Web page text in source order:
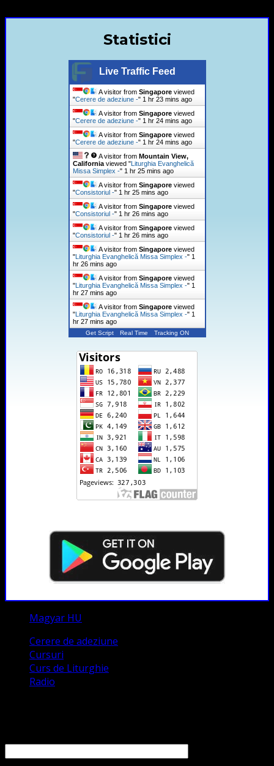
Statistici
Live Traffic Feed
A visitor from Singaporeviewed
"Cerere de adeziune -" 1 hr 23 mins ago
A visitor from Singaporeviewed
"Cerere de adeziune -" 1 hr 24 mins ago
A visitor from Singaporeviewed
"Cerere de adeziune -" 1 hr 25 mins ago
A visitor from Mountain View,
Californiaviewed "Liturghia Evanghelică
Missa Simplex -" 1 hr 25 mins ago
A visitor from Singaporeviewed
"Consistoriul -" 1 hr 25 mins ago
A visitor from Singaporeviewed
"Consistoriul -" 1 hr 26 mins ago
A visitor from Singaporeviewed
"Consistoriul -" 1 hr 26 mins ago
A visitor from Singaporeviewed
"Liturghia Evanghelică Missa Simplex -" 1
hr 27 mins ago
A visitor from Singaporeviewed
"Liturghia Evanghelică Missa Simplex -" 1
hr 27 mins ago
A visitor from Singaporeviewed
"Liturghia Evanghelică Missa Simplex -" 1
hr 27 mins ago
Get Script Real Time Tracking ON
Magyar HU
Cerere de adeziune
Cursuri
Curs de Liturghie
Radio